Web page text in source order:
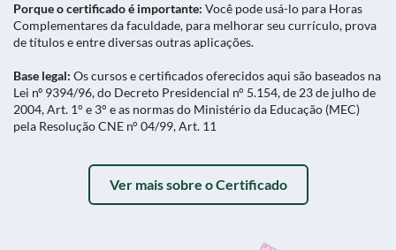
Porque o certificado é importante: Você pode usá-lo para Horas
Complementares da faculdade, para melhorar seu currículo, prova
de títulos e entre diversas outras aplicações.
Base legal: Os cursos e certificados oferecidos aqui são baseados na
Lei nº 9394/96, do Decreto Presidencial n° 5.154, de 23 de julho de
2004, Art. 1° e 3° e as normas do Ministério da Educação (MEC)
pela Resolução CNE n° 04/99, Art. 11
Ver mais sobre o Certificado